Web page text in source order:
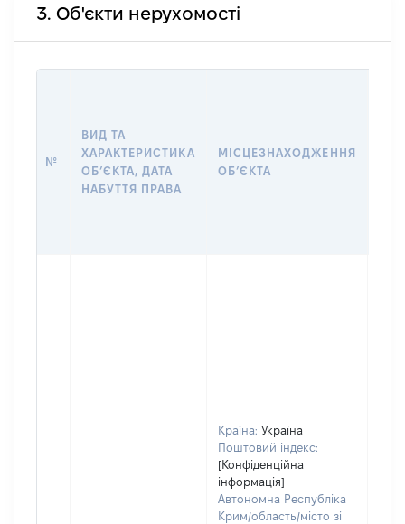
3. Об'єкти нерухомості
№
ВИД ТА
ХАРАКТЕРИСТИКА
ОБʼЄКТА, ДАТА
НАБУТТЯ ПРАВА
МІСЦЕЗНАХОДЖЕННЯ
ОБʼЄКТА
Країна: Україна
Поштовий індекс:
[Конфіденційна
інформація]
Автономна Республіка
Крим/область/місто зі